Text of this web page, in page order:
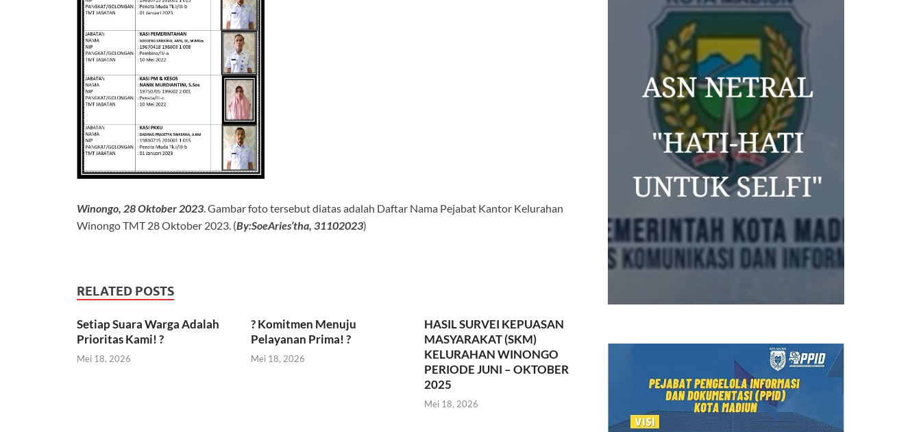
Winongo, 28 Oktober 2023. Gambar foto tersebut diatas adalah Daftar Nama Pejabat Kantor Kelurahan
Winongo TMT 28 Oktober 2023. (By:SoeAries’tha, 31102023)
RELATED POSTS
Setiap Suara Warga Adalah
Prioritas Kami! ?
Mei 18, 2026
? Komitmen Menuju
Pelayanan Prima! ?
Mei 18, 2026
HASIL SURVEI KEPUASAN
MASYARAKAT (SKM)
KELURAHAN WINONGO
PERIODE JUNI – OKTOBER
2025
Mei 18, 2026